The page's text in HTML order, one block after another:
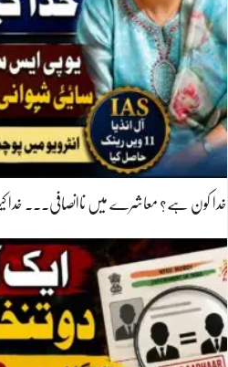
خدا کون ہے؟ معاشرے میں ناانصافی۔۔۔ خدا